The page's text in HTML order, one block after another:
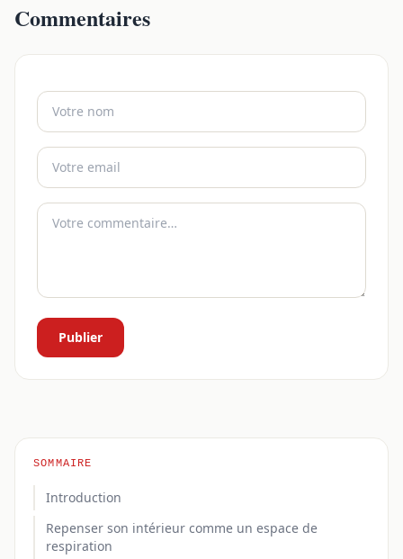
Commentaires
Publier
SOMMAIRE
Introduction
Repenser son intérieur comme un espace de
respiration